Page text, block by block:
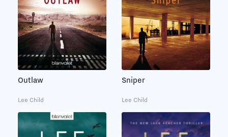
Outlaw
Lee Child
Sniper
Lee Child